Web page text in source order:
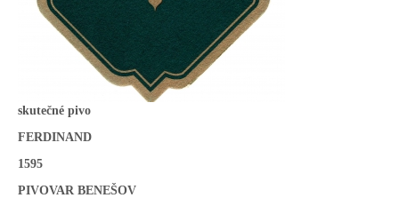
skutečné pivo
FERDINAND
1595
PIVOVAR BENEŠOV